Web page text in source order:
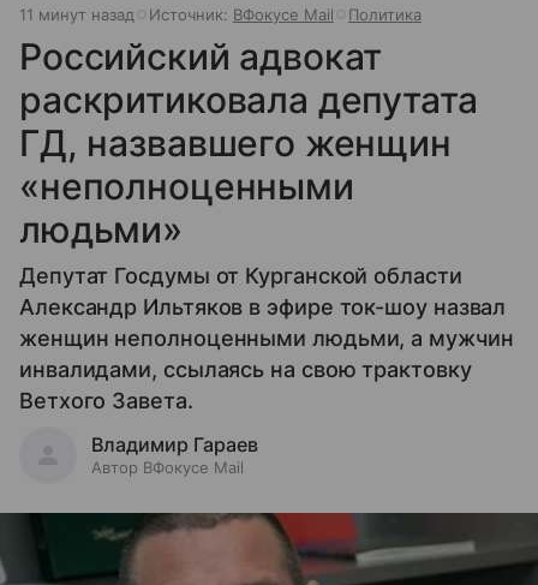
11 минут назад Источник: ВФокусе Mail Политика
Российский адвокат
раскритиковала депутата
ГД, назвавшего женщин
«неполноценными
людьми»
Депутат Госдумы от Курганской области
Александр Ильтяков в эфире ток-шоу назвал
женщин неполноценными людьми, а мужчин
инвалидами, ссылаясь на свою трактовку
Ветхого Завета.
Владимир Гараев
Автор ВФокусе Mail